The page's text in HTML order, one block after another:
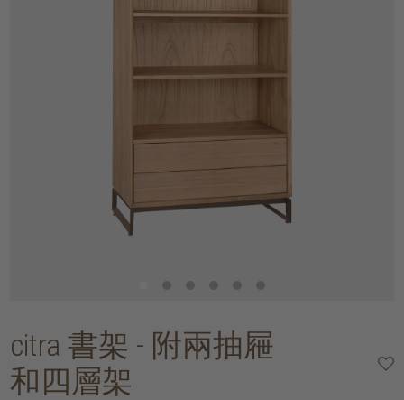
citra 書架 - 附兩抽屜
和四層架